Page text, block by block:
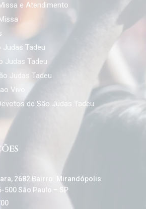
e Atendimento
Judas Tadeu
Judas Tadeu
Judas Tadeu
Vivo
de São Judas Tadeu
2682 Bairro: Mirandópolis
500 São Paulo – SP